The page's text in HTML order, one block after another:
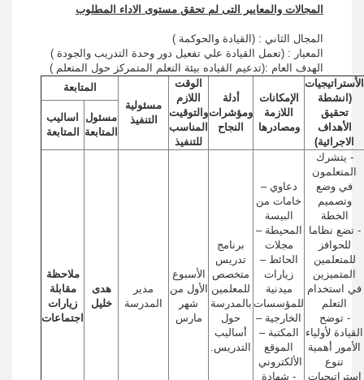
المجالات والمعايير التى لم تحقق مستوى الاداء المطلوب
المجال الثاني : (القيادة والحوكمة )
المعيار : (تعمل القيادة علي تفعيل دور وحدة التدريب والجودة )
الهدف العام :(تدعيم القياده بيئة التعلم المتمركز حول المتعلم )
الأستراتيجيات
(انشطة
تحقيق
الأهداف
الاجرائية)
الإمكانات
اللازمة
ومصادرها
أدلة
ومؤشرات
النجاح
الوقت
اللازم
والتوقيت
المناسب
للتنفيذ
مسئولية
التنفيذ
المتابعة
مسئول
المتابعة
اساليب
المتابعة
- يتشرك
المتعلمون
في وضع
وتصميم
الخطة
- تضع نظاما
للحوافز
للمتعلمين
المتميزين
في استخدام
التعلم
- توضح
القيادة لأولياء
الأمور أهمية
تنوع
استراتيجيات
دعاوي –
خامات من
البيسة
المحيطة –
مجلات
الحائط –
زيارات
ميدنية
للمؤسسات
الخارجية –
المكتبة –
الموقع
الألكتروني
- شهادة
برنامج
تدريس
متخصص
للمعلمين
بالمدرسة
حول
أساليب
التدريس.
الأسبوع
الأول من
شهر
مارس
مدير
المدرسة
هدى
خليل
ملاحظة
مقابلة
زيارات
اجتماعات